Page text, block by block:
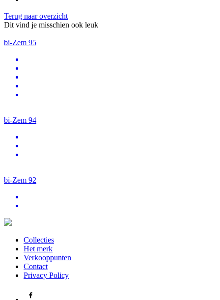
Terug naar overzicht
Dit vind je misschien ook leuk
bi-Zem 95
bi-Zem 94
bi-Zem 92
Collecties
Het merk
Verkooppunten
Contact
Privacy Policy